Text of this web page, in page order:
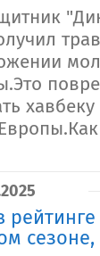
хавбеку
сезоне,